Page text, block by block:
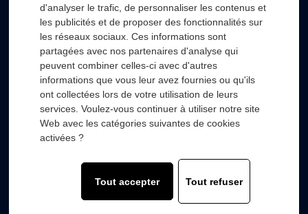
RSL HYDRO +
FOURNISSEURS +
SECTEURS D’ACTIVITÉS
d'analyser le trafic, de personnaliser les contenus et
les publicités et de proposer des fonctionnalités sur
les réseaux sociaux. Ces informations sont
partagées avec nos partenaires d'analyse qui
peuvent combiner celles-ci avec d'autres
informations que vous leur avez fournies ou qu'ils
ont collectées lors de votre utilisation de leurs
services. Voulez-vous continuer à utiliser notre site
Web avec les catégories suivantes de cookies
activées ?
Tout accepter Tout refuser